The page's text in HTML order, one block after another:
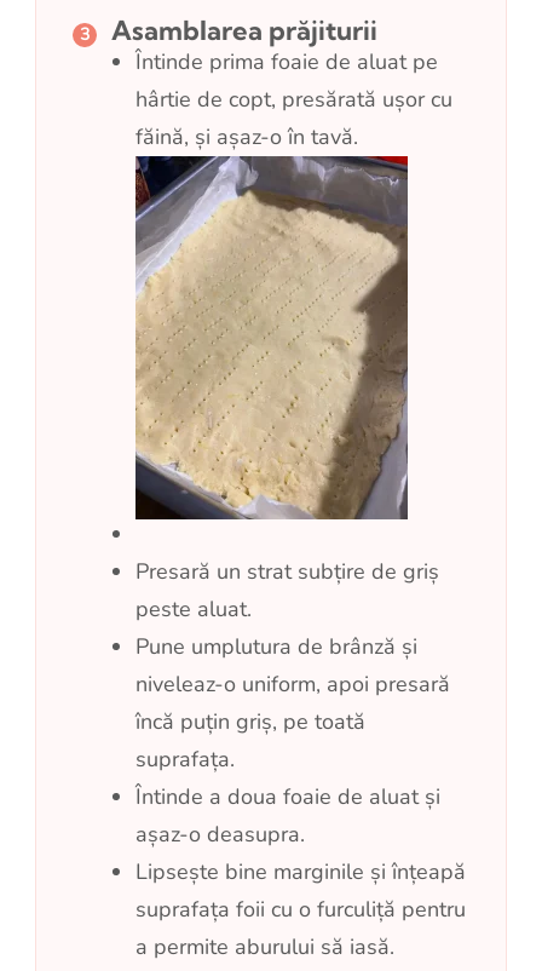
Asamblarea prăjiturii
Întinde prima foaie de aluat pe
hârtie de copt, presărată ușor cu
făină, și așaz-o în tavă.
Presară un strat subțire de griș
peste aluat.
Pune umplutura de brânză și
niveleaz-o uniform, apoi presară
încă puțin griș, pe toată
suprafața.
Întinde a doua foaie de aluat și
așaz-o deasupra.
Lipsește bine marginile și înțeapă
suprafața foii cu o furculiță pentru
a permite aburului să iasă.